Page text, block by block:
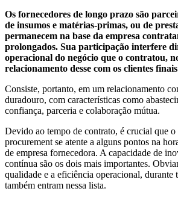
Os fornecedores de longo prazo são
de insumos e matérias-primas, ou de
permanecem na base da empresa
prolongados. Sua participação interfere
operacional do negócio que o contratou,
relacionamento desse com os clientes
Consiste, portanto, em um relacionamento
duradouro, com características como
confiança, parceria e colaboração mútua.
Devido ao tempo de contrato, é crucial que o
procurement se atente a alguns pontos na
de empresa fornecedora. A capacidade de
contínua são os dois mais importantes.
qualidade e a eficiência operacional, durante
também entram nessa lista.